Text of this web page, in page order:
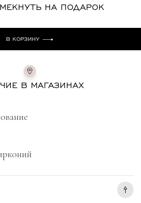
НА ПОДАРОК
В КОРЗИНУ
В МАГАЗИНАХ